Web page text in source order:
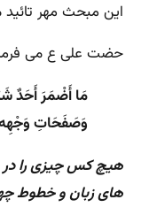
این مبحث مهر تائید
حضت علی ع می
مَا أَضْمَرَ أَحَدٌ
وَصَفَحَاتِ
هیچ کس چیزى را در
هاى زبان و خطوط